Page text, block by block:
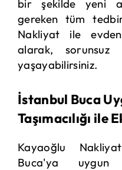
bir şekilde yeni
gereken tüm
Nakliyat ile
alarak, sorunsuz
yaşayabilirsiniz.
İstanbul Buca
Taşımacılığı
Kayaoğlu
Buca'ya uygun